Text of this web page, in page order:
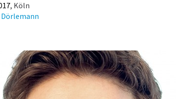
Köln
Dörlemann